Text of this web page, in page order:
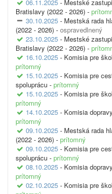
06.11.2025 - Mestské
Bratislavy (2022 - 2026) -
30.10.2025 - Mestská rada
(2022 - 2026) - ospravedlnený
23.10.2025 - Mestské
Bratislavy (2022 - 2026) -
16.10.2025 - Komisia pre
prítomný
15.10.2025 - Komisia pre
spoluprácu - prítomný
15.10.2025 - Komisia pre
prítomný
14.10.2025 - Komisia
prítomný
09.10.2025 - Mestská rada
(2022 - 2026) - prítomný
09.10.2025 - Komisia pre
spoluprácu - prítomný
08.10.2025 - Komisia
prítomný
02.10.2025 - Komisia pre